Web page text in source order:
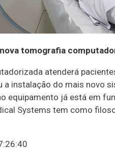
tomografia
atenderá
a instalação do mais novo
equipamento já está em
Systems tem como